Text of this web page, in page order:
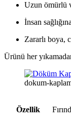
Uzun ömürlü
İnsan
Zararlı boya,
Ürünü her
dokum-
Özellik